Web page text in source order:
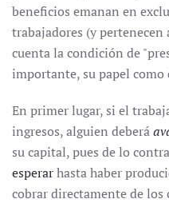
beneficios emanan en
trabajadores (y
cuenta la condición de
importante, su papel
En primer lugar, si el
ingresos, alguien deberá
su capital, pues de lo
esperarhasta haber
cobrar directamente de